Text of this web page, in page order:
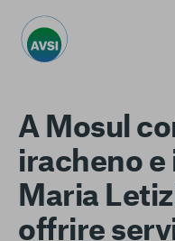
La tua privacy
I cookie e altre
fondamentale del
A Mosul
iracheno
Maria
offrire